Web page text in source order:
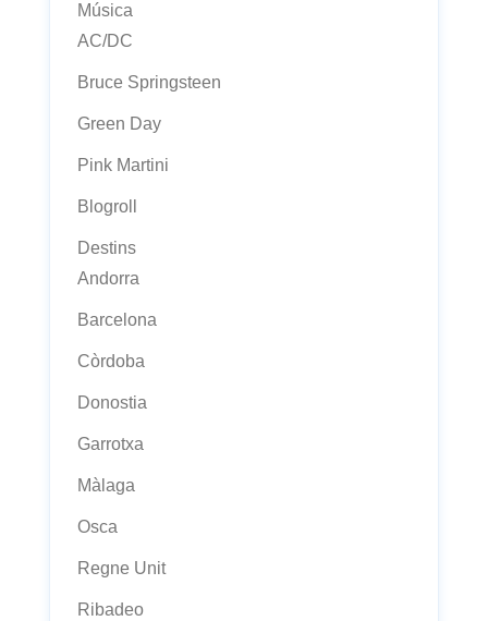
Música
AC/DC
Bruce Springsteen
Green Day
Pink Martini
Blogroll
Destins
Andorra
Barcelona
Còrdoba
Donostia
Garrotxa
Màlaga
Osca
Regne Unit
Ribadeo